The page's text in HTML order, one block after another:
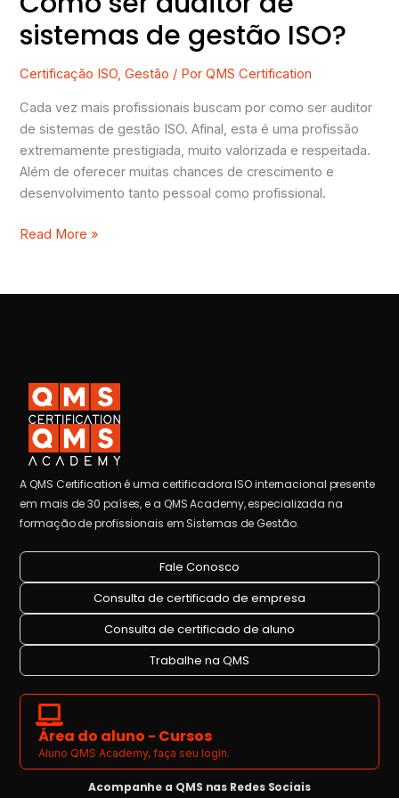
sistemas de gestão ISO?
Certificação ISO,Gestão / PorQMS Certification
Cada vez mais profissionais buscam por como ser auditor
de sistemas de gestão ISO. Afinal, esta é uma profissão
extremamente prestigiada, muito valorizada e respeitada.
Além de oferecer muitas chances de crescimento e
desenvolvimento tanto pessoal como profissional.
Read More »
A QMS Certification é uma certificadora ISO internacional presente
em mais de 30 países, e a QMS Academy, especializada na
formação de profissionais em Sistemas de Gestão.
Fale Conosco
Consulta de certificado de empresa
Consulta de certificado de aluno
Trabalhe na QMS
Área do aluno - Cursos
Aluno QMS Academy, faça seu login.
Acompanhe a QMS nas Redes Sociais